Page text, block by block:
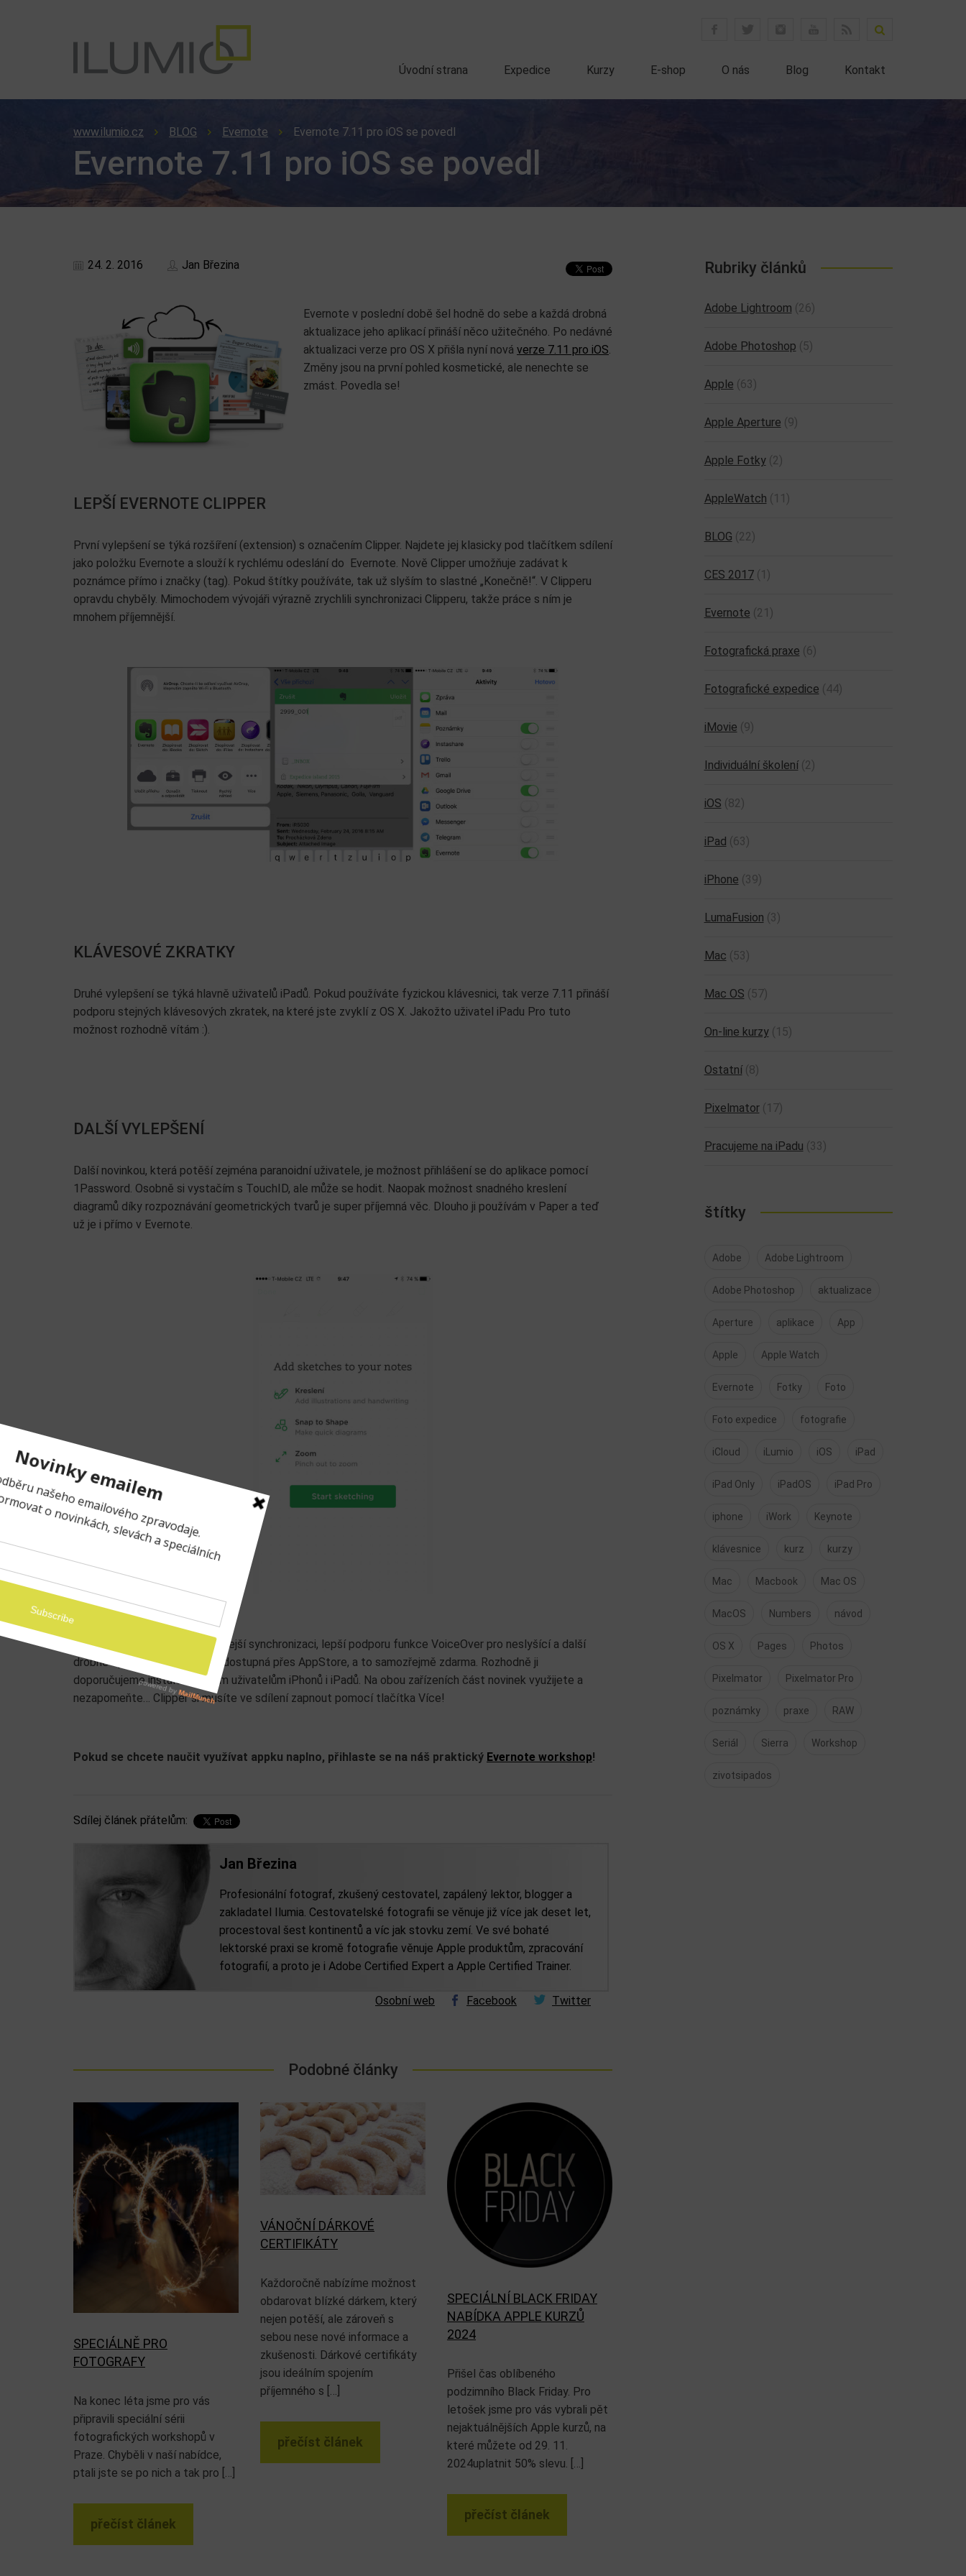
Úvodní strana Expedice Kurzy E-shop O nás Blog Kontakt
www.ilumio.cz BLOG Evernote Evernote 7.11 pro iOS se povedl
Evernote 7.11 pro iOS se povedl
24. 2. 2016 Jan Březina
Evernote v poslední době šel hodně do sebe a každá drobná
aktualizace jeho aplikací přináší něco užitečného. Po nedávné
aktualizaci verze pro OS X přišla nyní nová verze 7.11 pro iOS.
Změny jsou na první pohled kosmetické, ale nenechte se
zmást. Povedla se!
LEPŠÍ EVERNOTE CLIPPER
První vylepšení se týká rozšíření (extension) s označením Clipper. Najdete jej klasicky pod tlačítkem sdílení
jako položku Evernote a slouží k rychlému odeslání do Evernote. Nově Clipper umožňuje zadávat k
poznámce přímo i značky (tag). Pokud štítky používáte, tak už slyším to slastné „Konečně!“. V Clipperu
opravdu chyběly. Mimochodem vývojáři výrazně zrychlili synchronizaci Clipperu, takže práce s ním je
mnohem příjemnější.
KLÁVESOVÉ ZKRATKY
Druhé vylepšení se týká hlavně uživatelů iPadů. Pokud používáte fyzickou klávesnici, tak verze 7.11 přináší
podporu stejných klávesových zkratek, na které jste zvyklí z OS X. Jakožto uživatel iPadu Pro tuto
možnost rozhodně vítám :).
DALŠÍ VYLEPŠENÍ
Další novinkou, která potěší zejména paranoidní uživatele, je možnost přihlášení se do aplikace pomocí
1Password. Osobně si vystačím s TouchID, ale může se hodit. Naopak možnost snadného kreslení
diagramů díky rozpoznávání geometrických tvarů je super příjemná věc. Dlouho ji používám v Paper a teď
už je i přímo v Evernote.
Z oprav verze 7.11 slibuje rychlejší synchronizaci, lepší podporu funkce VoiceOver pro neslyšící a další
drobné opravy. Aktualizace je dostupná přes AppStore, a to samozřejmě zdarma. Rozhodně ji
doporučujeme instalovat všem uživatelům iPhonů i iPadů. Na obou zařízeních část novinek využijete a
nezapomeňte… Clipper si musíte ve sdílení zapnout pomocí tlačítka Více!
Pokud se chcete naučit využívat appku naplno, přihlaste se na náš praktický Evernote workshop!
Sdílej článek přátelům:
Jan Březina
Profesionální fotograf, zkušený cestovatel, zapálený lektor, blogger a
zakladatel Ilumia. Cestovatelské fotografii se věnuje již více jak deset let,
procestoval šest kontinentů a víc jak stovku zemí. Ve své bohaté
lektorské praxi se kromě fotografie věnuje Apple produktům, zpracování
fotografií, a proto je i Adobe Certified Expert a Apple Certified Trainer.
Osobní web Facebook Twitter
Podobné články
SPECIÁLNĚ PRO
FOTOGRAFY
Na konec léta jsme pro vás
připravili speciální sérii
fotografických workshopů v
Praze. Chyběli v naší nabídce,
ptali jste se po nich a tak pro […]
přečíst článek
VÁNOČNÍ DÁRKOVÉ
CERTIFIKÁTY
Každoročně nabízíme možnost
obdarovat blízké dárkem, který
nejen potěší, ale zároveň s
sebou nese nové informace a
zkušenosti. Dárkové certifikáty
jsou ideálním spojením
příjemného s […]
přečíst článek
SPECIÁLNÍ BLACK FRIDAY
NABÍDKA APPLE KURZŮ
2024
Přišel čas oblíbeného
podzimního Black Friday. Pro
letošek jsme pro vás vybrali pět
nejaktuálnějších Apple kurzů, na
které můžete od 29. 11.
2024uplatnit 50% slevu. […]
přečíst článek
Rubriky článků
Adobe Lightroom (26)
Adobe Photoshop (5)
Apple (63)
Apple Aperture (9)
Apple Fotky(2)
AppleWatch (11)
BLOG (22)
CES 2017(1)
Evernote (21)
Fotografická praxe (6)
Fotografické expedice (44)
iMovie (9)
Individuální školení(2)
iOS (82)
iPad (63)
iPhone (39)
LumaFusion (3)
Mac (53)
Mac OS (57)
On-line kurzy(15)
Ostatní(8)
Pixelmator(17)
Pracujeme na iPadu (33)
štítky
Adobe Adobe Lightroom
Adobe Photoshop aktualizace
Aperture aplikace App
Apple Apple Watch
Evernote Fotky Foto
Foto expedice fotografie
iCloud iLumio iOS iPad
iPad Only iPadOS iPad Pro
iphone iWork Keynote
klávesnice kurz kurzy
Mac Macbook Mac OS
MacOS Numbers návod
OS X Pages Photos
Pixelmator Pixelmator Pro
poznámky praxe RAW
Seriál Sierra Workshop
zivotsipados